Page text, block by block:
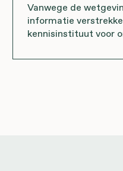
Vanwege de
informatie
kennisinstituut voor